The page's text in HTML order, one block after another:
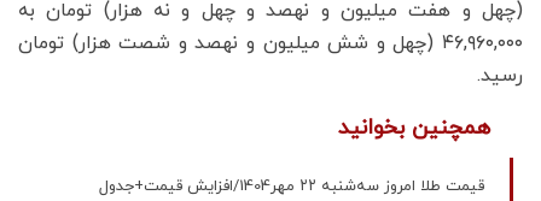
(چهل و هفت میلیون و نهصد و چهل و نه هزار) تومان به
۴۶,۹۶۰,۰۰۰ (چهل و شش میلیون و نهصد و شصت هزار) تومان
رسید.
همچنین بخوانید
قیمت طلا امروز سه‌شنبه ۲۲ مهر1404/افزایش قیمت+جدول